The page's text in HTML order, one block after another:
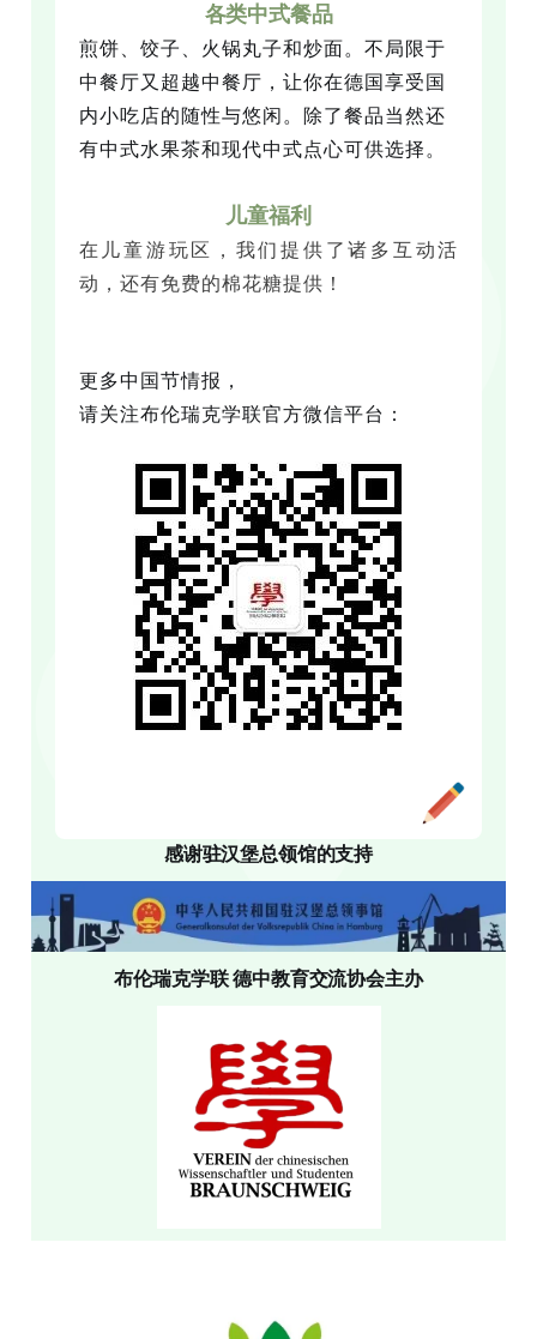
各类中式餐品
煎饼、饺子、火锅丸子和炒面。不局限于
中餐厅又超越中餐厅，让你在德国享受国
内小吃店的随性与悠闲。除了餐品当然还
有中式水果茶和现代中式点心可供选择。
儿童福利
在儿童游玩区，我们提供了诸多互动活
动，还有免费的棉花糖提供！
更多中国节情报，
请关注布伦瑞克学联官方微信平台：
感谢驻汉堡总领馆的支持
布伦瑞克学联 德中教育交流协会主办